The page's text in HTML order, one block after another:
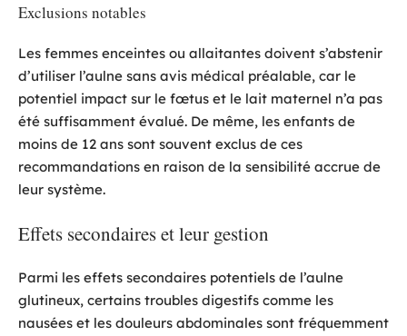
Exclusions notables
Les femmes enceintes ou allaitantes doivent s’abstenir
d’utiliser l’aulne sans avis médical préalable, car le
potentiel impact sur le fœtus et le lait maternel n’a pas
été suffisamment évalué. De même, les enfants de
moins de 12 ans sont souvent exclus de ces
recommandations en raison de la sensibilité accrue de
leur système.
Effets secondaires et leur gestion
Parmi les effets secondaires potentiels de l’aulne
glutineux, certains troubles digestifs comme les
nausées et les douleurs abdominales sont fréquemment